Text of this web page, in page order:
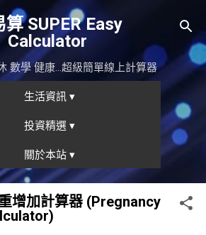
跳到主要內容
算 SUPER Easy
Calculator
數學 健康...超級簡單線上計算器
生活資訊 ▾
投資精選 ▾
關於本站 ▾
增加計算器 (Pregnancy